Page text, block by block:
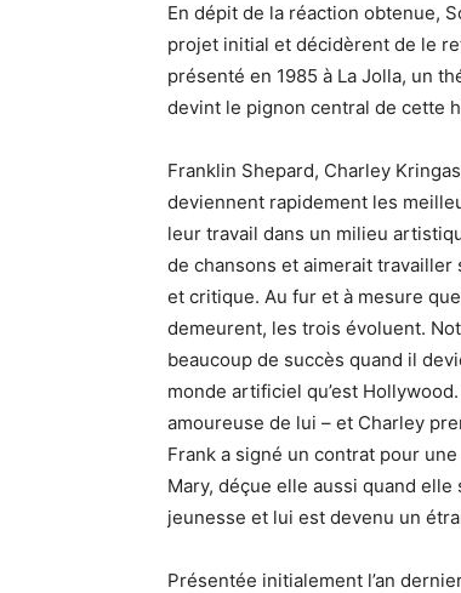
En dépit de la réaction obtenue,
projet initial et décidèrent de le
présenté en 1985 à La Jolla, un
devint le pignon central de cette
Franklin Shepard, Charley
deviennent rapidement les
leur travail dans un milieu
de chansons et aimerait
et critique. Au fur et à mesure
demeurent, les trois évoluent.
beaucoup de succès quand il
monde artificiel qu’est
amoureuse de lui – et Charley
Frank a signé un contrat pour
Mary, déçue elle aussi quand
jeunesse et lui est devenu un
Présentée initialement l’an